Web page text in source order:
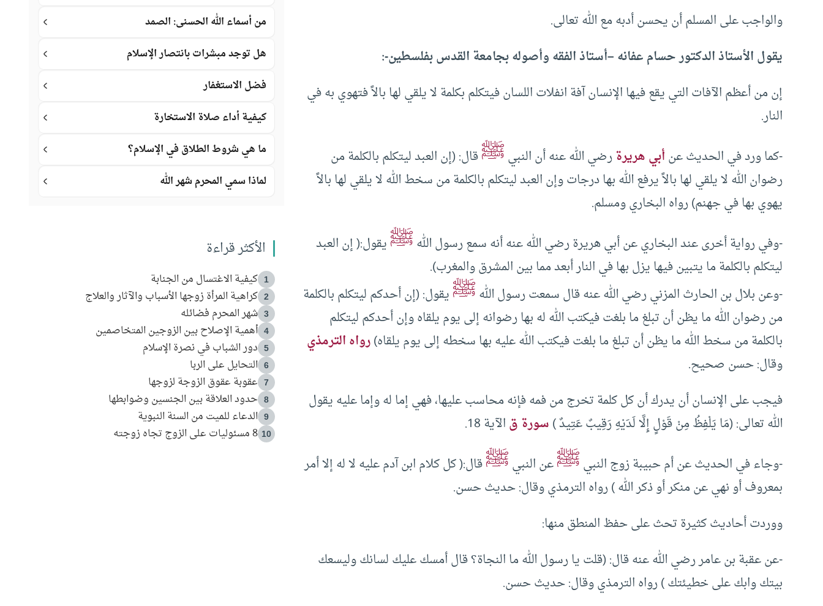
والواجب على المسلم أن يحسن أدبه مع الله تعالى.
يقول الأستاذ الدكتور حسام عفانه –أستاذ الفقه وأصوله بجامعة القدس بفلسطين-:
إن من أعظم الآفات التي يقع فيها الإنسان آفة انفلات اللسان فيتكلم بكلمة لا يلقي لها بالاً فتهوي به في
النار.
-كما ورد في الحديث عنأبي هريرةرضي الله عنه أن النبيﷺقال: (إن العبد ليتكلم بالكلمة من
رضوان الله لا يلقي لها بالاً يرفع الله بها درجات وإن العبد ليتكلم بالكلمة من سخط الله لا يلقي لها بالاً
يهوي بها في جهنم) رواه البخاري ومسلم.
-وفي رواية أخرى عند البخاري عن أبي هريرة رضي الله عنه أنه سمع رسول اللهﷺيقول:( إن العبد
ليتكلم بالكلمة ما يتبين فيها يزل بها في النار أبعد مما بين المشرق والمغرب).
-وعن بلال بن الحارث المزني رضي الله عنه قال سمعت رسول اللهﷺيقول: (إن أحدكم ليتكلم بالكلمة
من رضوان الله ما يظن أن تبلغ ما بلغت فيكتب الله له بها رضوانه إلى يوم يلقاه وإن أحدكم ليتكلم
بالكلمة من سخط الله ما يظن أن تبلغ ما بلغت فيكتب الله عليه بها سخطه إلى يوم يلقاه)رواه الترمذي
وقال: حسن صحيح.
فيجب على الإنسان أن يدرك أن كل كلمة تخرج من فمه فإنه محاسب عليها، فهي إما له وإما عليه يقول
الله تعالى: (مَا يَلْفِظُ مِنْ قَوْلٍ إِلَّا لَدَيْهِ رَقِيبٌ عَتِيدٌ )سورة قالآية 18.
-وجاء في الحديث عن أم حبيبة زوج النبيﷺعن النبيﷺقال:( كل كلام ابن آدم عليه لا له إلا أمر
بمعروف أو نهي عن منكر أو ذكر الله ) رواه الترمذي وقال: حديث حسن.
ووردت أحاديث كثيرة تحث على حفظ المنطق منها:
-عن عقبة بن عامر رضي الله عنه قال: (قلت يا رسول الله ما النجاة؟ قال أمسك عليك لسانك وليسعك
بيتك وابك على خطيئتك ) رواه الترمذي وقال: حديث حسن.
من أسماء الله الحسنى: الصمد
هل توجد مبشرات بانتصار الإسلام
فضل الاستغفار
كيفية أداء صلاة الاستخارة
ما هي شروط الطلاق في الإسلام؟
لماذا سمي المحرم شهر الله
الأكثر قراءة
1 كيفية الاغتسال من الجنابة
2 كراهية المرأة زوجها الأسباب والآثار والعلاج
3 شهر المحرم فضائله
4 أهمية الإصلاح بين الزوجين المتخاصمين
5 دور الشباب في نصرة الإسلام
6 التحايل على الربا
7 عقوبة عقوق الزوجة لزوجها
8 حدود العلاقة بين الجنسين وضوابطها
9 الدعاء للميت من السنة النبوية
10 8 مسئوليات على الزوج تجاه زوجته